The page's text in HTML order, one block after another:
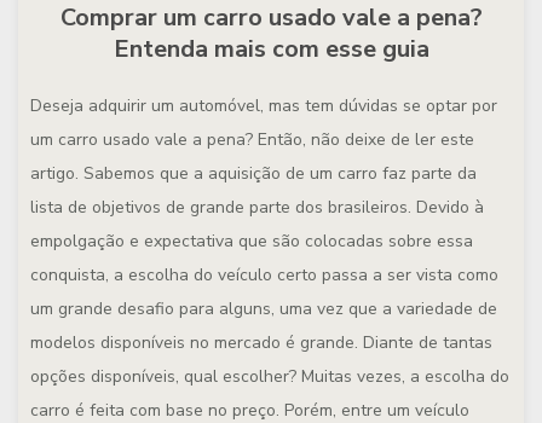
Comprar um carro usado vale a pena?
Entenda mais com esse guia
Deseja adquirir um automóvel, mas tem dúvidas se optar por
um carro usado vale a pena? Então, não deixe de ler este
artigo. Sabemos que a aquisição de um carro faz parte da
lista de objetivos de grande parte dos brasileiros. Devido à
empolgação e expectativa que são colocadas sobre essa
conquista, a escolha do veículo certo passa a ser vista como
um grande desafio para alguns, uma vez que a variedade de
modelos disponíveis no mercado é grande. Diante de tantas
opções disponíveis, qual escolher? Muitas vezes, a escolha do
carro é feita com base no preço. Porém, entre um veículo